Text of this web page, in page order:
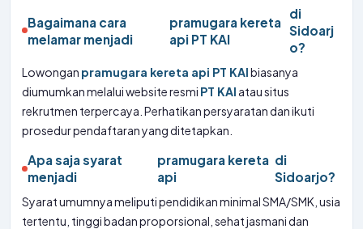
Bagaimana cara
melamar menjadi
pramugara kereta
api PT KAI
di
Sidoarj
o?
Lowongan pramugara kereta api PT KAIbiasanya
diumumkan melalui website resmi PT KAI atau situs
rekrutmen terpercaya. Perhatikan persyaratan dan ikuti
prosedur pendaftaran yang ditetapkan.
Apa saja syarat
menjadi
pramugara kereta
api
di
Sidoarjo?
Syarat umumnya meliputi pendidikan minimal SMA/SMK, usia
tertentu, tinggi badan proporsional, sehat jasmani dan